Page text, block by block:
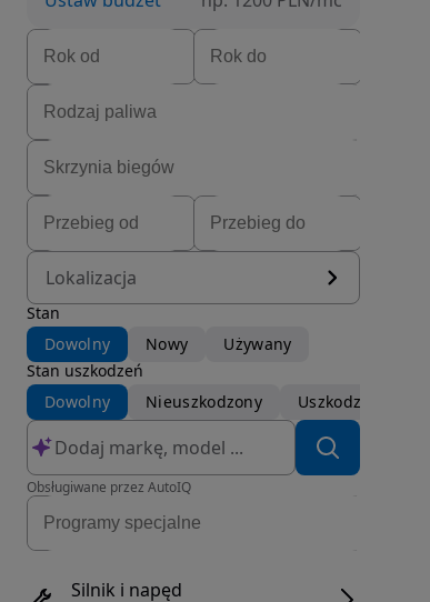
Lokalizacja
Stan
Dowolny
Nowy
Używany
Stan uszkodzeń
Dowolny
Nieuszkodzony Uszkodzony
Obsługiwane przez AutoIQ
Silnik i napęd